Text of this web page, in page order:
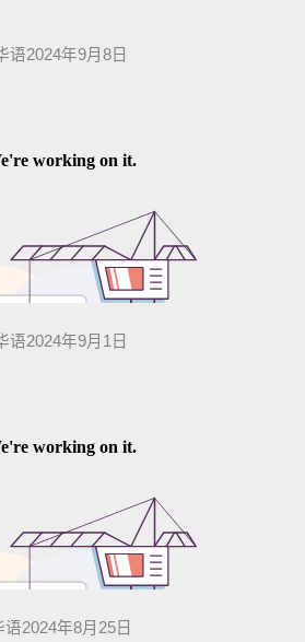
语2024年9月8日
语2024年9月1日
语2024年8月25日